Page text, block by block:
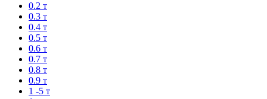
0.2 т
0.3 т
0.4 т
0.5 т
0.6 т
0.7 т
0.8 т
0.9 т
1 -5 т